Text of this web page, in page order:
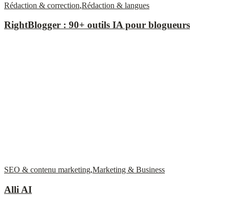
Rédaction & correction,Rédaction & langues
RightBlogger : 90+ outils IA pour blogueurs
SEO & contenu marketing,Marketing & Business
Alli AI